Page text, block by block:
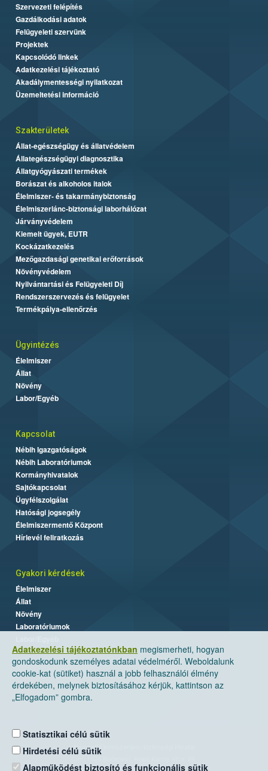
Adatkezelési tájékoztatónkban megismerheti, hogyan
gondoskodunk személyes adatai védelméről. Weboldalunk
cookie-kat (sütiket) használ a jobb felhasználói élmény
érdekében, melynek biztosításához kérjük, kattintson az
„Elfogadom” gombra.
Statisztikai célú sütik
Hirdetési célú sütik
Alapműködést biztosító és funkcionális sütik
Szervezeti felépítés
Gazdálkodási adatok
Felügyeleti szervünk
Projektek
Kapcsolódó linkek
Adatkezelési tájékoztató
Akadálymentességi nyilatkozat
Üzemeltetési információ
Szakterületek
Állat-egészségügy és állatvédelem
Állategészségügyi diagnosztika
Állatgyógyászati termékek
Borászat és alkoholos italok
Élelmiszer- és takarmánybiztonság
Élelmiszerlánc-biztonsági laborhálózat
Járványvédelem
Kiemelt ügyek, EUTR
Kockázatkezelés
Mezőgazdasági genetikai erőforrások
Növényvédelem
Nyilvántartási és Felügyeleti Díj
Rendszerszervezés és felügyelet
Termékpálya-ellenőrzés
Ügyintézés
Élelmiszer
Állat
Növény
Labor/Egyéb
Kapcsolat
Nébih Igazgatóságok
Nébih Laboratóriumok
Kormányhivatalok
Sajtókapcsolat
Ügyfélszolgálat
Hatósági jogsegély
Élelmiszermentő Központ
Hírlevél feliratkozás
Gyakori kérdések
Élelmiszer
Állat
Növény
Laboratóriumok
Nemzeti Élelmiszerlánc-biztonsági Hivatal